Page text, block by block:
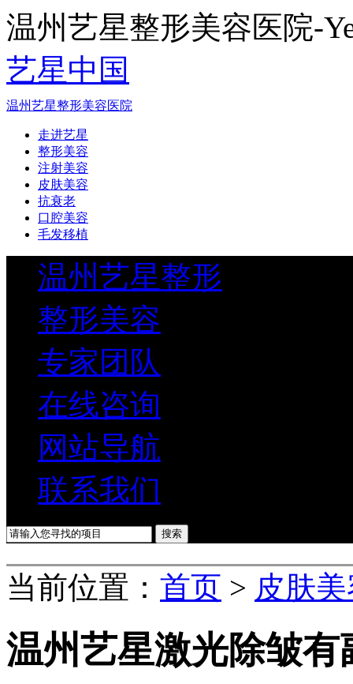
温州艺星整形美容医院-
艺星中国
温州艺星整形美容医院
走进艺星
整形美容
注射美容
皮肤美容
抗衰老
口腔美容
毛发移植
温州艺星整形
整形美容
专家团队
在线咨询
网站导航
联系我们
当前位置： 首页 > 皮肤
温州艺星激光除皱有